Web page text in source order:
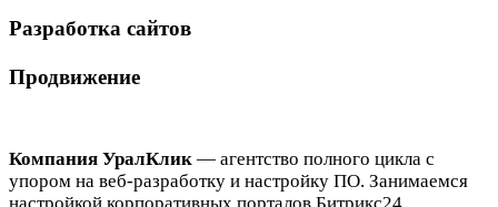
Разработка cайтов
Продвижение
Компания УралКлик — агентство полного цикла с
упором на веб-разработку и настройку ПО. Занимаемся